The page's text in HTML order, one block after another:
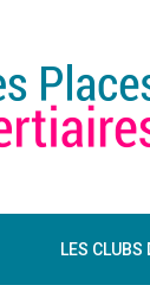
LES CLUBS